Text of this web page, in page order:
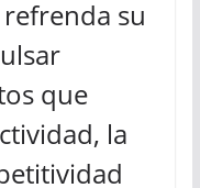
refrenda su
que
la